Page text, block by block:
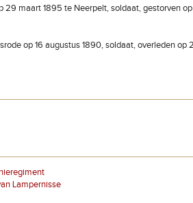
29 maart 1895 te Neerpelt, soldaat, gestorven
op 16 augustus 1890, soldaat, overleden
Lampernisse